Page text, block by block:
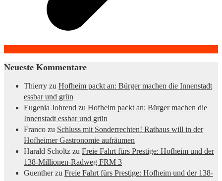
Neueste Kommentare
Thierry zu Hofheim packt an: Bürger machen die Innenstadt
essbar und grün
Eugenia Johrend zu Hofheim packt an: Bürger machen die
Innenstadt essbar und grün
Franco zu Schluss mit Sonderrechten! Rathaus will in der
Hofheimer Gastronomie aufräumen
Harald Scholtz zu Freie Fahrt fürs Prestige: Hofheim und der
138-Millionen-Radweg FRM 3
Guentherzu Freie Fahrt fürs Prestige: Hofheim und der 138-